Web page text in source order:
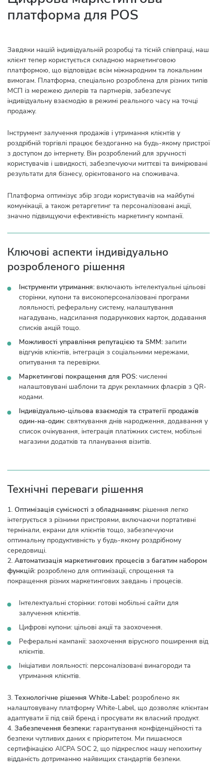
платформа для POS
Завдяки нашій індивідуальній розробці та тісній співпраці, наш
клієнт тепер користується складною маркетинговою
платформою, що відповідає всім міжнародним та локальним
вимогам. Платформа, спеціально розроблена для різних типів
МСП із мережею дилерів та партнерів, забезпечує
індивідуальну взаємодію в режимі реального часу на точці
продажу.
Інструмент залучення продажів і утримання клієнтів у
роздрібній торгівлі працює бездоганно на будь-якому пристрої
з доступом до інтернету. Він розроблений для зручності
користувачів і швидкості, забезпечуючи миттєві та вимірювані
результати для бізнесу, орієнтованого на споживача.
Платформа оптимізує збір згоди користувачів на майбутні
комунікації, а також ретаргетинг та персоналізовані акції,
значно підвищуючи ефективність маркетингу компанії.
Ключові аспекти індивідуально
розробленого рішення
Інструменти утримання: включають інтелектуальні цільові
сторінки, купони та високоперсоналізовані програми
лояльності, реферальну систему, налаштування
нагадувань, надсилання подарункових карток, додавання
списків акцій тощо.
Можливості управління репутацією та SMM: запити
відгуків клієнтів, інтеграція з соціальними мережами,
опитування та перевірки.
Маркетингові покращення для POS: численні
налаштовувані шаблони та друк рекламних флаєрів з QR-
кодами.
Індивідуально-цільова взаємодія та стратегії продажів
один-на-один: святкування днів народження, додавання у
список очікування, інтеграція платіжних систем, мобільні
магазини додатків та планування візитів.
Технічні переваги рішення
1. Оптимізація сумісності з обладнанням: рішення легко
інтегрується з різними пристроями, включаючи портативні
термінали, екрани для клієнтів тощо, забезпечуючи
оптимальну продуктивність у будь-якому роздрібному
середовищі.
2. Автоматизація маркетингових процесів з багатим набором
функцій: розроблено для оптимізації, спрощення та
покращення різних маркетингових завдань і процесів.
Інтелектуальні сторінки: готові мобільні сайти для
залучення клієнтів.
Цифрові купони: цільові акції та заохочення.
Реферальні кампанії: заохочення вірусного поширення від
клієнтів.
Ініціативи лояльності: персоналізовані винагороди та
утримання клієнтів.
3. Технологічне рішення White-Label: розроблено як
налаштовувану платформу White-Label, що дозволяє клієнтам
адаптувати її під свій бренд і просувати як власний продукт.
4. Забезпечення безпеки: гарантування конфіденційності та
безпеки чутливих даних є пріоритетом. Ми пишаємося
сертифікацією AICPA SOC 2, що підкреслює нашу непохитну
відданість дотриманню найвищих стандартів безпеки.